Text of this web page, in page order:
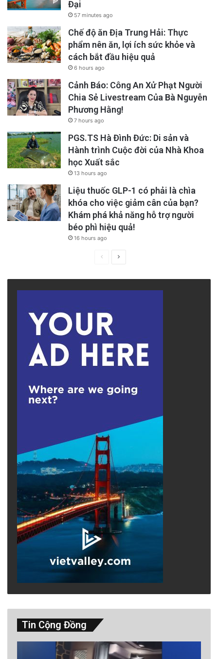
Đại
57 minutes ago
Chế độ ăn Địa Trung Hải: Thực
phẩm nên ăn, lợi ích sức khỏe và
cách bắt đầu hiệu quả
6 hours ago
Cảnh Báo: Công An Xử Phạt Người
Chia Sẻ Livestream Của Bà Nguyễn
Phương Hằng!
7 hours ago
PGS.TS Hà Đình Đức: Di sản và
Hành trình Cuộc đời của Nhà Khoa
học Xuất sắc
13 hours ago
Liệu thuốc GLP-1 có phải là chìa
khóa cho việc giảm cân của bạn?
Khám phá khả năng hỗ trợ người
béo phì hiệu quả!
16 hours ago
PreviousNext
Tin Cộng Đồng